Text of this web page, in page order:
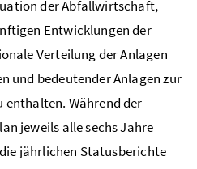
der Abfallwirtschaft,
Entwicklungen der
Verteilung der Anlagen
und bedeutender Anlagen zur
enthalten. Während der
jeweils alle sechs Jahre
jährlichen Statusberichte